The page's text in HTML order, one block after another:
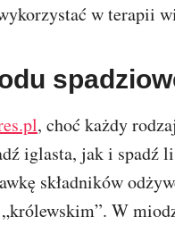
w terapii
, choć każdy
iglasta, jak i spadź
składników
W